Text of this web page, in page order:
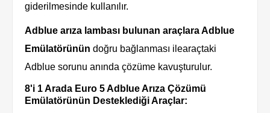
giderilmesinde kullanılır.
Adblue arıza lambası bulunan araçlara Adblue
Emülatörünün doğru bağlanması ilearaçtaki
Adblue sorunu anında çözüme kavuşturulur.
8'i 1 Arada Euro 5 Adblue Arıza Çözümü
Emülatörünün Desteklediği Araçlar: